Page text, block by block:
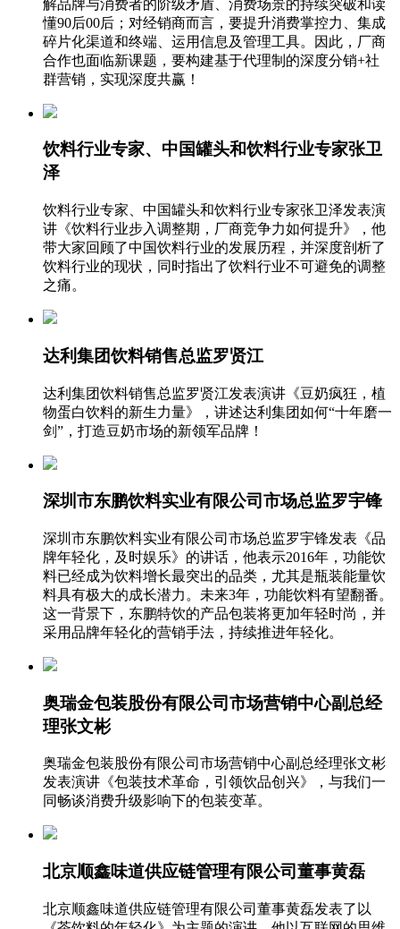
解品牌与消费者的阶级矛盾、消费场景的持续突破和读
懂90后00后；对经销商而言，要提升消费掌控力、集成
碎片化渠道和终端、运用信息及管理工具。因此，厂商
合作也面临新课题，要构建基于代理制的深度分销+社
群营销，实现深度共赢！
饮料行业专家、中国罐头和饮料行业专家张卫
泽
饮料行业专家、中国罐头和饮料行业专家张卫泽发表演
讲《饮料行业步入调整期，厂商竞争力如何提升》，他
带大家回顾了中国饮料行业的发展历程，并深度剖析了
饮料行业的现状，同时指出了饮料行业不可避免的调整
之痛。
达利集团饮料销售总监罗贤江
达利集团饮料销售总监罗贤江发表演讲《豆奶疯狂，植
物蛋白饮料的新生力量》，讲述达利集团如何“十年磨一
剑”，打造豆奶市场的新领军品牌！
深圳市东鹏饮料实业有限公司市场总监罗宇锋
深圳市东鹏饮料实业有限公司市场总监罗宇锋发表《品
牌年轻化，及时娱乐》的讲话，他表示2016年，功能饮
料已经成为饮料增长最突出的品类，尤其是瓶装能量饮
料具有极大的成长潜力。未来3年，功能饮料有望翻番。
这一背景下，东鹏特饮的产品包装将更加年轻时尚，并
采用品牌年轻化的营销手法，持续推进年轻化。
奥瑞金包装股份有限公司市场营销中心副总经
理张文彬
奥瑞金包装股份有限公司市场营销中心副总经理张文彬
发表演讲《包装技术革命，引领饮品创兴》，与我们一
同畅谈消费升级影响下的包装变革。
北京顺鑫味道供应链管理有限公司董事黄磊
北京顺鑫味道供应链管理有限公司董事黄磊发表了以